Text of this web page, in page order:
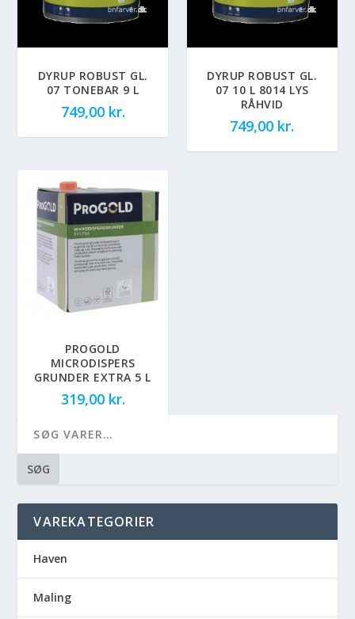
DYRUP ROBUST GL.
07 TONEBAR 9 L
749,00 kr.
DYRUP ROBUST GL.
07 10 L 8014 LYS
RÅHVID
749,00 kr.
PROGOLD
MICRODISPERS
GRUNDER EXTRA 5 L
319,00 kr.
SØG
VAREKATEGORIER
Haven
Maling